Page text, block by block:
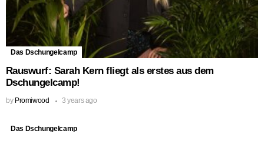
Das Dschungelcamp
Rauswurf: Sarah Kern fliegt als erstes aus dem
Dschungelcamp!
by Promiwood 3 years ago
Das Dschungelcamp